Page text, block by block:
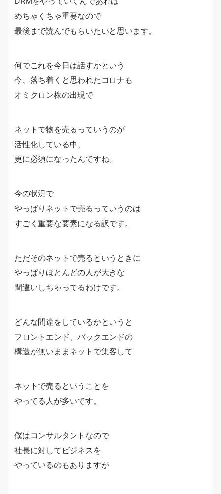
めちゃくちゃ重要なので
最後まで読んでもらいたいと思います。
何でこれを今日は話すかという
今、落ち着くと思われたコロナも
オミクロン株の出現で
ネットで物を売るっていうのが
活性化している中、
更に必須になったんですね。
今の状況で
やっぱりネットで売るっていうのは
すごく重要な要素になる訳です。
ただそのネットで売るというときに
やっぱりほとんどの人が大きな
間違いしちゃってるわけです。
どんな間違をしているかというと
フロントエンド、バックエンドの
構造が無いままネットで集客して
ネットで売るということを
やってる人が多いです。
僕はコンサルタントなので
社長に対してビジネスを
やっているのもありますが